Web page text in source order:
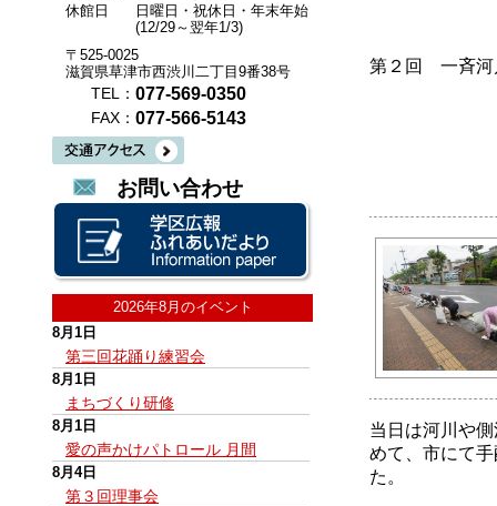
休館日
日曜日・祝休日・年末年始
(12/29～翌年1/3)
〒525-0025
滋賀県草津市西渋川二丁目9番38号
TEL： 077-569-0350
FAX： 077-566-5143
お問い合わせ
2026年8月のイベント
8月1日
第三回花踊り練習会
8月1日
まちづくり研修
8月1日
愛の声かけパトロール 月間
8月4日
第３回理事会
第２回 一斉河
当日は河川や
めて、市にて
た。